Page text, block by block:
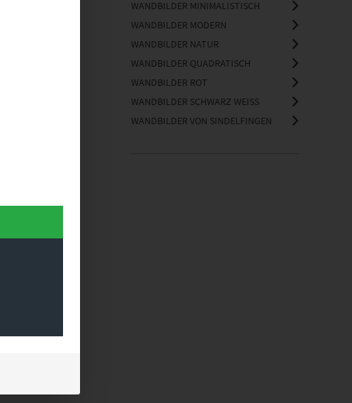
WANDBILDER MINIMALISTISCH
WANDBILDER MODERN
WANDBILDER NATUR
WANDBILDER QUADRATISCH
WANDBILDER ROT
WANDBILDER SCHWARZ WEISS
WANDBILDER VON SINDELFINGEN